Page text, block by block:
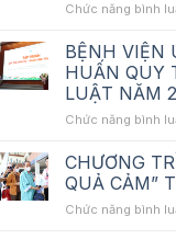
Chức năng bình
BỆNH VIỆN
HUẤN QUY
LUẬT NĂM
Chức năng bình
CHƯƠNG
QUẢ CẢM”
Chức năng bình